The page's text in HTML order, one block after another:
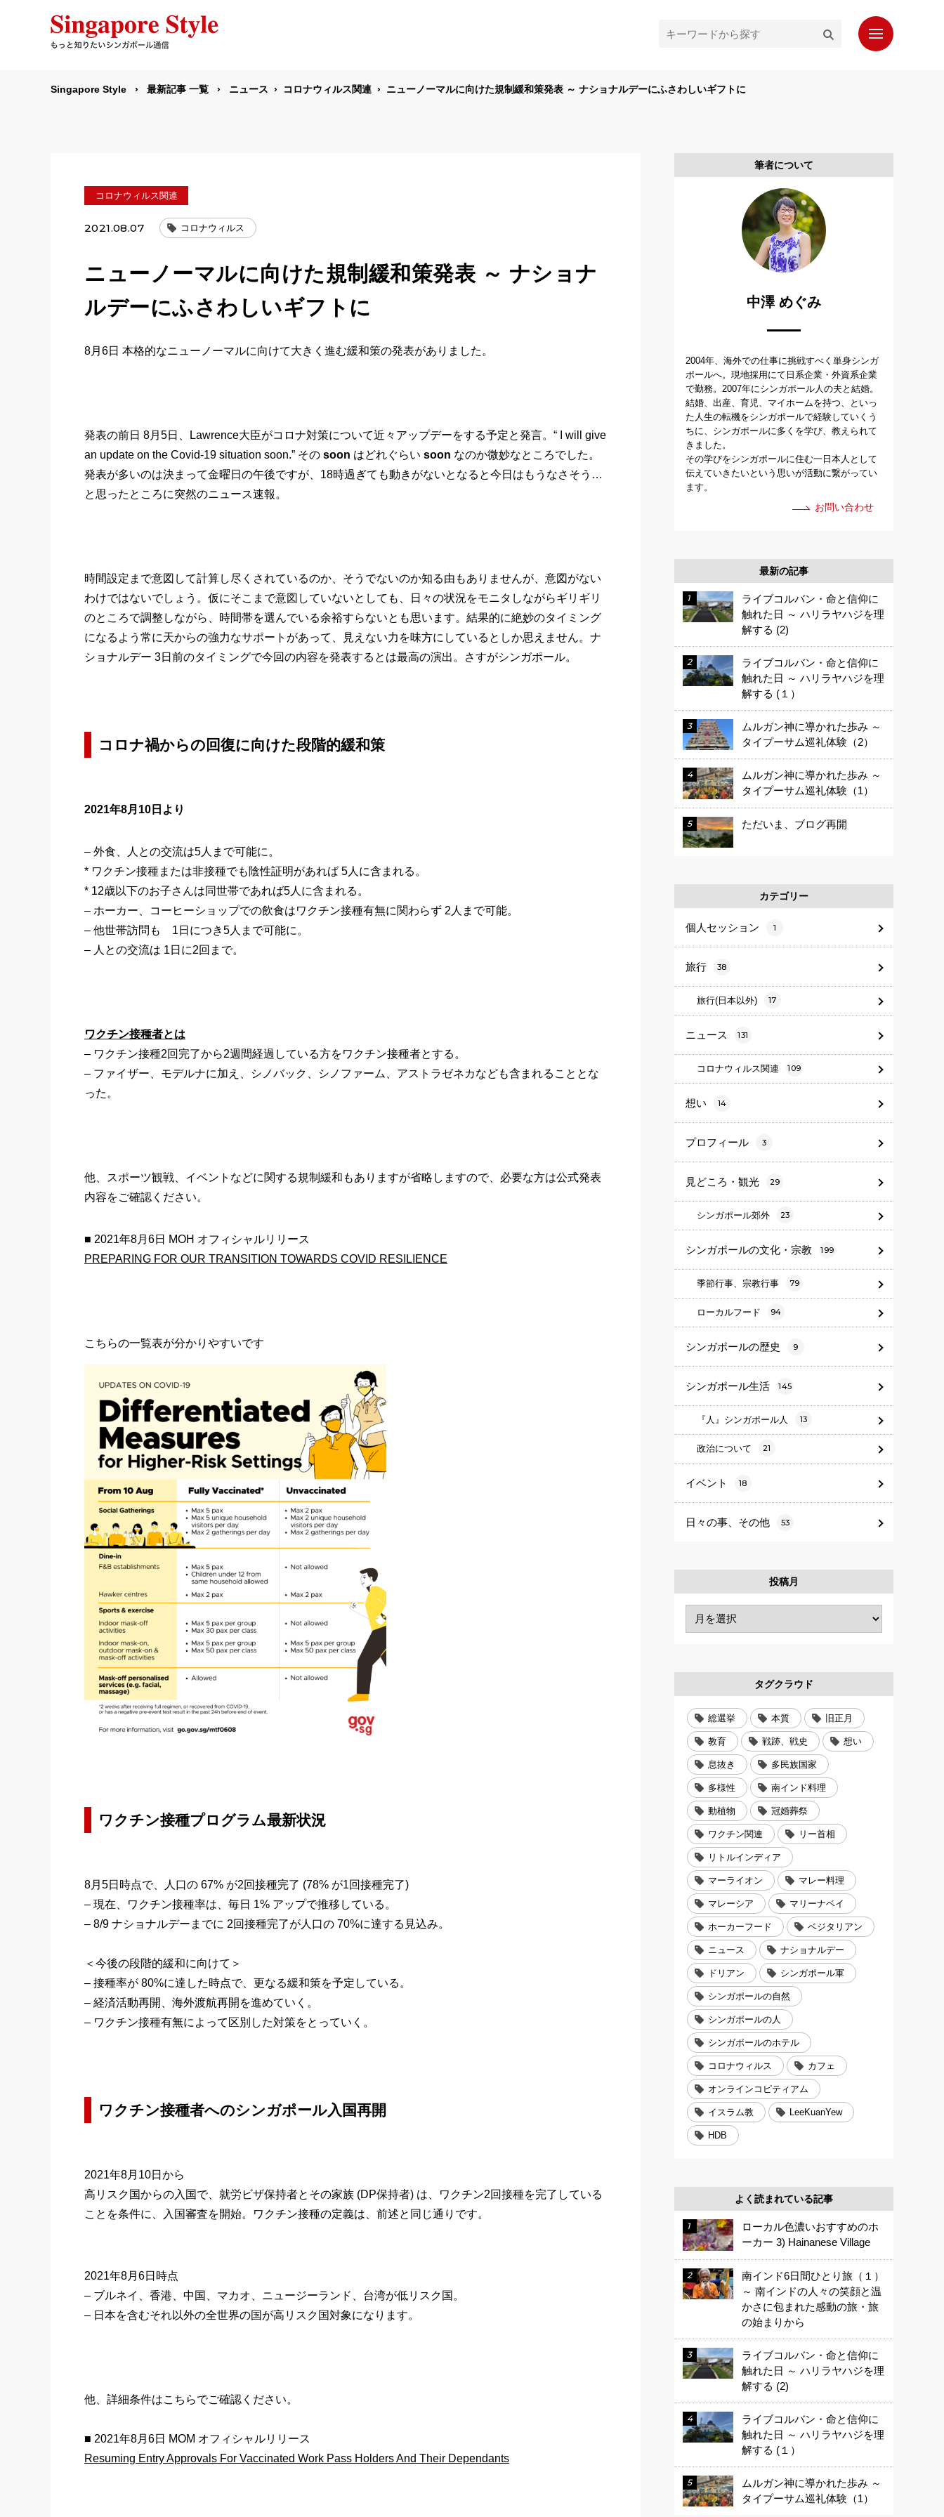
もっと知りたいシンガポール通信
お問い合わせ
Singapore Style 最新記事 一覧 ニュース コロナウィルス関連 ニューノーマルに向けた規制緩和策発表 ～ ナショナルデーにふさわしいギフトに
コロナウィルス関連
2021.08.07 コロナウィルス
ニューノーマルに向けた規制緩和策発表 ～ ナショナ
ルデーにふさわしいギフトに
8月6日 本格的なニューノーマルに向けて大きく進む緩和策の発表がありました。
発表の前日 8月5日、Lawrence大臣がコロナ対策について近々アップデーをする予定と発言。“ I will give
an update on the Covid-19 situation soon.” その soon はどれぐらい soon なのか微妙なところでした。
発表が多いのは決まって金曜日の午後ですが、18時過ぎても動きがないとなると今日はもうなさそう…
と思ったところに突然のニュース速報。
時間設定まで意図して計算し尽くされているのか、そうでないのか知る由もありませんが、意図がない
わけではないでしょう。仮にそこまで意図していないとしても、日々の状況をモニタしながらギリギリ
のところで調整しながら、時間帯を選んでいる余裕すらないとも思います。結果的に絶妙のタイミング
になるよう常に天からの強力なサポートがあって、見えない力を味方にしているとしか思えません。ナ
ショナルデー 3日前のタイミングで今回の内容を発表するとは最高の演出。さすがシンガポール。
コロナ禍からの回復に向けた段階的緩和策
2021年8月10日より
– 外食、人との交流は5人まで可能に。
* ワクチン接種または非接種でも陰性証明があれば 5人に含まれる。
* 12歳以下のお子さんは同世帯であれば5人に含まれる。
– ホーカー、コーヒーショップでの飲食はワクチン接種有無に関わらず 2人まで可能。
– 他世帯訪問も 1日につき5人まで可能に。
– 人との交流は 1日に2回まで。
ワクチン接種者とは
– ワクチン接種2回完了から2週間経過している方をワクチン接種者とする。
– ファイザー、モデルナに加え、シノバック、シノファーム、アストラゼネカなども含まれることとな
った。
他、スポーツ観戦、イベントなどに関する規制緩和もありますが省略しますので、必要な方は公式発表
内容をご確認ください。
■ 2021年8月6日 MOH オフィシャルリリース
PREPARING FOR OUR TRANSITION TOWARDS COVID RESILIENCE
こちらの一覧表が分かりやすいです
ワクチン接種プログラム最新状況
8月5日時点で、人口の 67% が2回接種完了 (78% が1回接種完了)
– 現在、ワクチン接種率は、毎日 1% アップで推移している。
– 8/9 ナショナルデーまでに 2回接種完了が人口の 70%に達する見込み。
＜今後の段階的緩和に向けて＞
– 接種率が 80%に達した時点で、更なる緩和策を予定している。
– 経済活動再開、海外渡航再開を進めていく。
– ワクチン接種有無によって区別した対策をとっていく。
ワクチン接種者へのシンガポール入国再開
2021年8月10日から
高リスク国からの入国で、就労ビザ保持者とその家族 (DP保持者) は、ワクチン2回接種を完了している
ことを条件に、入国審査を開始。ワクチン接種の定義は、前述と同じ通りです。
2021年8月6日時点
– ブルネイ、香港、中国、マカオ、ニュージーランド、台湾が低リスク国。
– 日本を含むそれ以外の全世界の国が高リスク国対象になります。
他、詳細条件はこちらでご確認ください。
■ 2021年8月6日 MOM オフィシャルリリース
Resuming Entry Approvals For Vaccinated Work Pass Holders And Their Dependants
筆者について
中澤 めぐみ
2004年、海外での仕事に挑戦すべく単身シンガ
ポールへ。現地採用にて日系企業・外資系企業
で勤務。2007年にシンガポール人の夫と結婚。
結婚、出産、育児、マイホームを持つ、といっ
た人生の転機をシンガポールで経験していくう
ちに、シンガポールに多くを学び、教えられて
きました。
その学びをシンガポールに住む一日本人として
伝えていきたいという思いが活動に繋がってい
ます。
お問い合わせ
最新の記事
ライブコルバン・命と信仰に
触れた日 ～ ハリラヤハジを理
解する (2)
ライブコルバン・命と信仰に
触れた日 ～ ハリラヤハジを理
解する (１）
ムルガン神に導かれた歩み ～
タイプーサム巡礼体験（2）
ムルガン神に導かれた歩み ～
タイプーサム巡礼体験（1）
ただいま、ブログ再開
カテゴリー
個人セッション 1
旅行 38
旅行(日本以外) 17
ニュース 131
コロナウィルス関連 109
想い 14
プロフィール 3
見どころ・観光 29
シンガポール郊外 23
シンガポールの文化・宗教 199
季節行事、宗教行事 79
ローカルフード 94
シンガポールの歴史 9
シンガポール生活 145
『人』シンガポール人 13
政治について 21
イベント 18
日々の事、その他 53
投稿月
タグクラウド
総選挙 本質 旧正月
教育 戦跡、戦史 想い
息抜き 多民族国家
多様性 南インド料理
動植物 冠婚葬祭
ワクチン関連 リー首相
リトルインディア
マーライオン マレー料理
マレーシア マリーナベイ
ホーカーフード ベジタリアン
ニュース ナショナルデー
ドリアン シンガポール軍
シンガポールの自然
シンガポールの人
シンガポールのホテル
コロナウィルス カフェ
オンラインコピティアム
イスラム教 LeeKuanYew
HDB
よく読まれている記事
ローカル色濃いおすすめのホ
ーカー 3) Hainanese Village
南インド6日間ひとり旅（１）
～ 南インドの人々の笑顔と温
かさに包まれた感動の旅・旅
の始まりから
ライブコルバン・命と信仰に
触れた日 ～ ハリラヤハジを理
解する (2)
ライブコルバン・命と信仰に
触れた日 ～ ハリラヤハジを理
解する (１）
ムルガン神に導かれた歩み ～
タイプーサム巡礼体験（1）